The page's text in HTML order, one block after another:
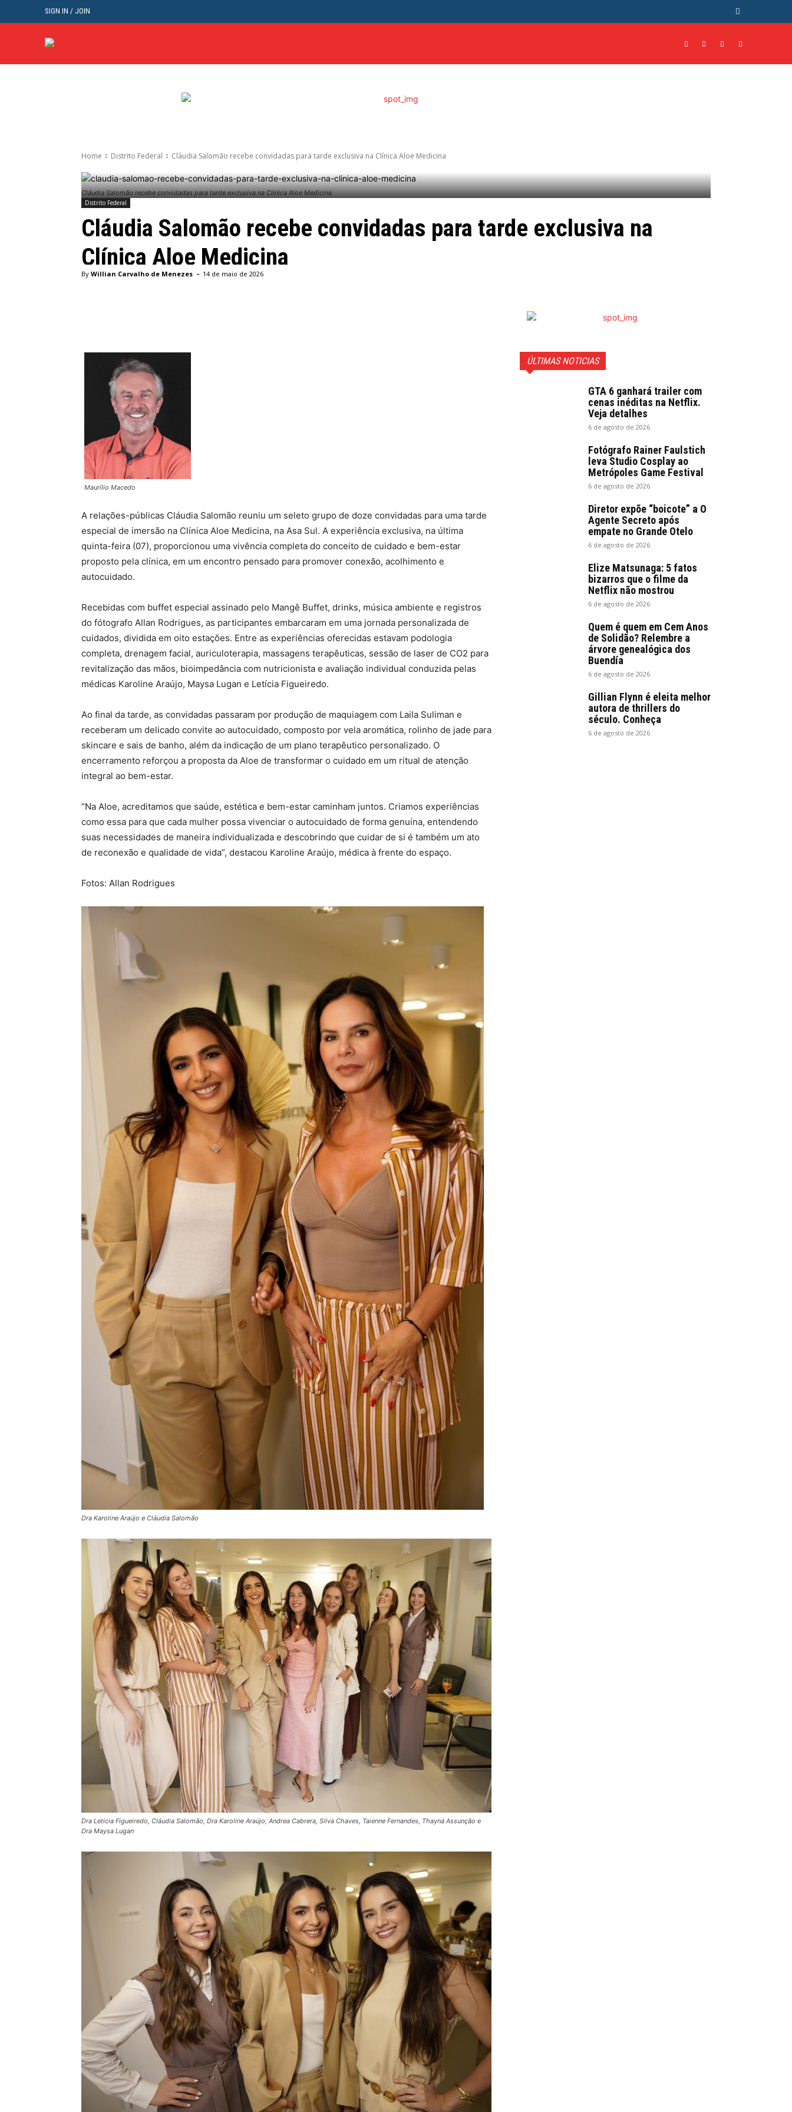
SIGN IN / JOIN
Home Distrito Federal Cláudia Salomão recebe convidadas para tarde exclusiva na Clínica Aloe Medicina
Cláudia Salomão recebe convidadas para tarde exclusiva na Clínica Aloe Medicina
Distrito Federal
Cláudia Salomão recebe convidadas para tarde exclusiva na
Clínica Aloe Medicina
By Willian Carvalho de Menezes - 14 de maio de 2026
Maurílio Macedo
A relações-públicas Cláudia Salomão reuniu um seleto grupo de doze convidadas para uma tarde
especial de imersão na Clínica Aloe Medicina, na Asa Sul. A experiência exclusiva, na última
quinta-feira (07), proporcionou uma vivência completa do conceito de cuidado e bem-estar
proposto pela clínica, em um encontro pensado para promover conexão, acolhimento e
autocuidado.
Recebidas com buffet especial assinado pelo Mangê Buffet, drinks, música ambiente e registros
do fótografo Allan Rodrigues, as participantes embarcaram em uma jornada personalizada de
cuidados, dividida em oito estações. Entre as experiências oferecidas estavam podologia
completa, drenagem facial, auriculoterapia, massagens terapêuticas, sessão de laser de CO2 para
revitalização das mãos, bioimpedância com nutricionista e avaliação individual conduzida pelas
médicas Karoline Araújo, Maysa Lugan e Letícia Figueiredo.
Ao final da tarde, as convidadas passaram por produção de maquiagem com Laila Suliman e
receberam um delicado convite ao autocuidado, composto por vela aromática, rolinho de jade para
skincare e sais de banho, além da indicação de um plano terapêutico personalizado. O
encerramento reforçou a proposta da Aloe de transformar o cuidado em um ritual de atenção
integral ao bem-estar.
“Na Aloe, acreditamos que saúde, estética e bem-estar caminham juntos. Criamos experiências
como essa para que cada mulher possa vivenciar o autocuidado de forma genuína, entendendo
suas necessidades de maneira individualizada e descobrindo que cuidar de si é também um ato
de reconexão e qualidade de vida”, destacou Karoline Araújo, médica à frente do espaço.
Fotos: Allan Rodrigues
Dra Karoline Araújo e Cláudia Salomão
Dra Letícia Figueiredo, Cláudia Salomão, Dra Karoline Araújo, Andrea Cabrera, Silva Chaves, Taienne Fernandes, Thayná Assunção e
Dra Maysa Lugan
ÚLTIMAS NOTICIAS
GTA 6 ganhará trailer com
cenas inéditas na Netflix.
Veja detalhes
6 de agosto de 2026
Fotógrafo Rainer Faulstich
leva Studio Cosplay ao
Metrópoles Game Festival
6 de agosto de 2026
Diretor expõe “boicote” a O
Agente Secreto após
empate no Grande Otelo
6 de agosto de 2026
Elize Matsunaga: 5 fatos
bizarros que o filme da
Netflix não mostrou
6 de agosto de 2026
Quem é quem em Cem Anos
de Solidão? Relembre a
árvore genealógica dos
Buendía
6 de agosto de 2026
Gillian Flynn é eleita melhor
autora de thrillers do
século. Conheça
6 de agosto de 2026